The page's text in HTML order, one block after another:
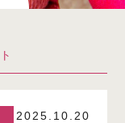
2025.10.20